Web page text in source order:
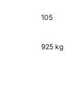
105
925 kg